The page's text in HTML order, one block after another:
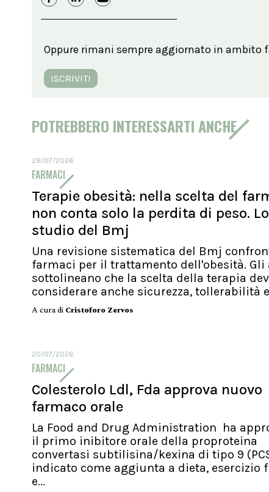
Oppure rimani sempre aggiornato in
ISCRIVITI
POTREBBERO INTERESSARTI ANCHE
29/07/2026
FARMACI
Terapie obesità: nella scelta del
non conta solo la perdita di peso. Lo
studio del Bmj
Una revisione sistematica del Bmj
farmaci per il trattamento dell'obesità. Gli
sottolineano che la scelta della terapia
considerare anche sicurezza, tollerabilità
A cura di Cristoforo Zervos
20/07/2026
FARMACI
Colesterolo Ldl, Fda approva nuovo
farmaco orale
La Food and Drug Administration ha
il primo inibitore orale della proproteina
convertasi subtilisina/kexina di tipo 9
indicato come aggiunta a dieta, esercizio
e...